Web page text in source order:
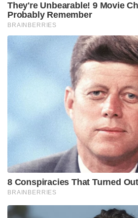
They're Unbearable! 9 Movie
Probably Remember
BRAINBERRIES
8 Conspiracies That Turned
BRAINBERRIES